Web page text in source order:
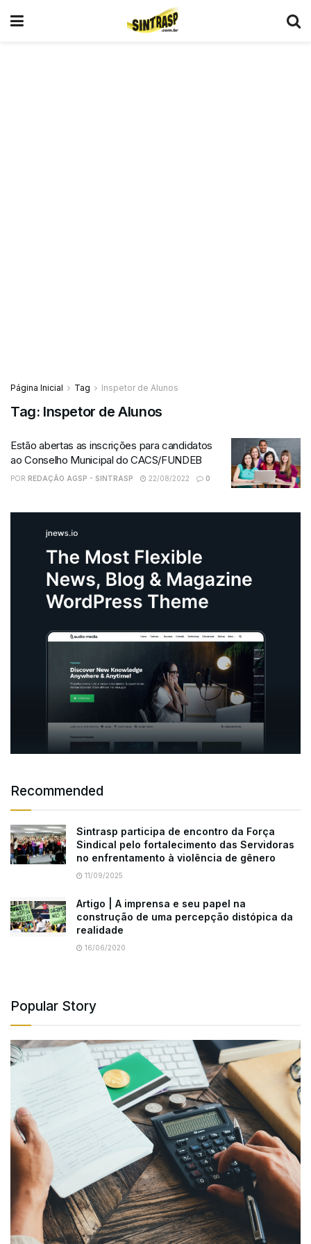
Página Inicial Tag Inspetor de Alunos
Tag: Inspetor de Alunos
Estão abertas as inscrições para candidatos
ao Conselho Municipal do CACS/FUNDEB
POR REDAÇÃO AGSP - SINTRASP 22/08/2022 0
Recommended
Sintrasp participa de encontro da Força
Sindical pelo fortalecimento das Servidoras
no enfrentamento à violência de gênero
11/09/2025
Artigo | A imprensa e seu papel na
construção de uma percepção distópica da
realidade
16/06/2020
Popular Story